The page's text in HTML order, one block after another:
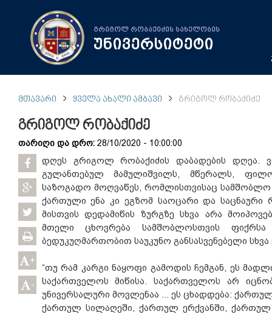
გრიგოლ რობაქიძის სახელობის
უნივერსიტეტი
ᲛᲗᲐᲕᲐᲠᲘ ᲧᲕᲔᲚᲐ ᲐᲮᲐᲚᲘ ᲐᲛᲑᲐᲕᲘ ᲒᲠᲘᲒᲝᲚ ᲠᲝᲑᲐᲥᲘᲫᲔ
გრიგოლ რობაქიძე
თარიღი და დრო: 28/10/2020 - 10:00:00
+
-
დღეს გრიგოლ რობაქიძის დაბადების დღეა.
გულანთებულ მამულიშვილს, მწერალს,
საზოგადო მოღვაწეს, რომლისთვისაც სამშობლო
ქართული ენა კი ეგზომ საოცარი და
მისთვის დედამიწის ზურგზე სხვა არა
მთელი ცხოვრება სამშობლოსთვის
ბედუკუღმართობით საუკუნო განსასვენებელი სხვა
“თუ რამ კარგი ნაყოფი გამოდის ჩემგან, ეს
საქართველოს მიწისა. საქართველოს არ
უნივერსალური მოვლენაა ... ეს ცხადდება:
ქართულ სილაღეში, ქართულ ერქვანში,